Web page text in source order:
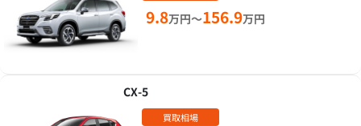
9.8万円～156.9万円
CX-5
買取相場